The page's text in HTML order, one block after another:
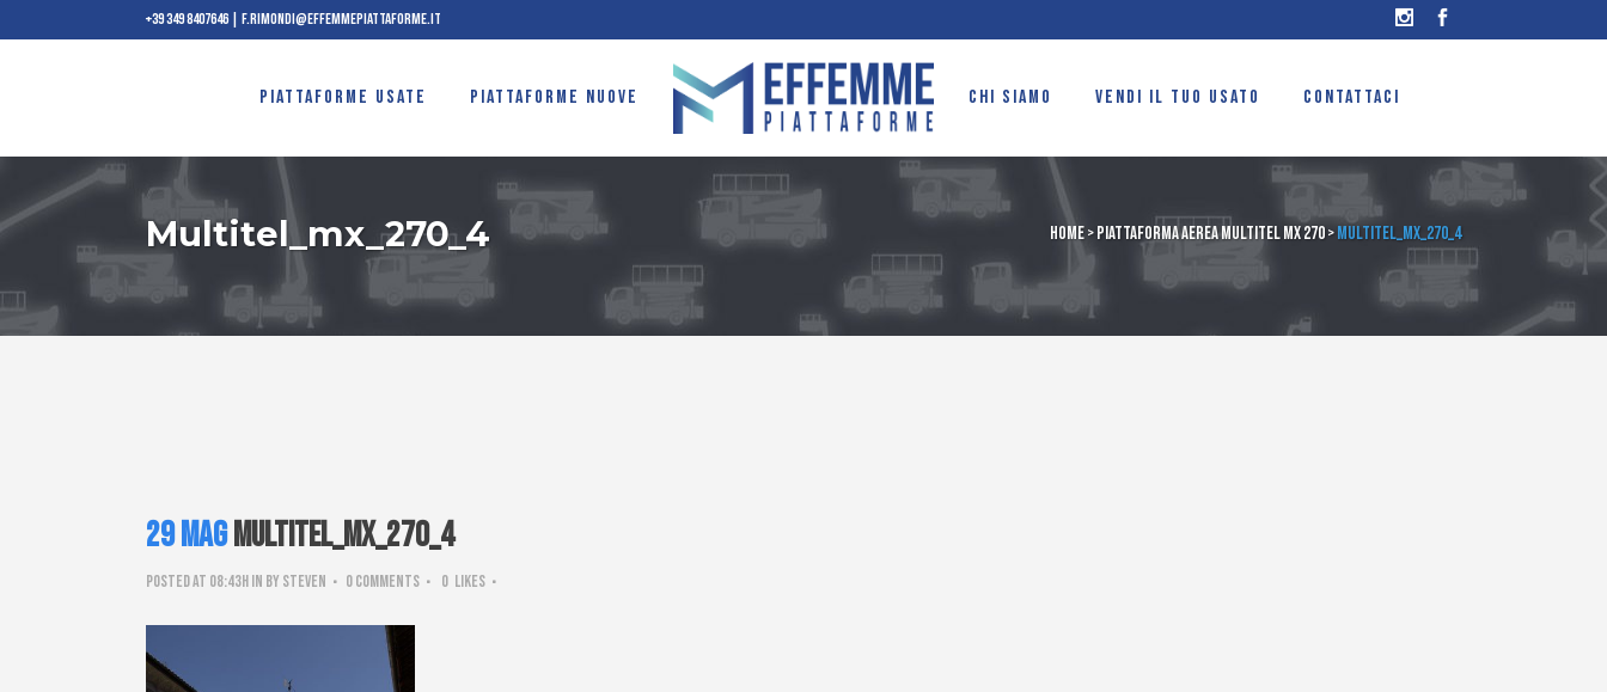
+39 349 8407646| f.rimondi@effemmepiattaforme.it
PIATTAFORME USATE PIATTAFORME NUOVE CHI SIAMO VENDI IL TUO USATO CONTATTACI
Multitel_mx_270_4 Home>Piattaforma aerea Multitel MX 270>Multitel_mx_270_4
29 MagMultitel_mx_270_4
Posted at 08:43hin by steven 0 Comments 0 Likes